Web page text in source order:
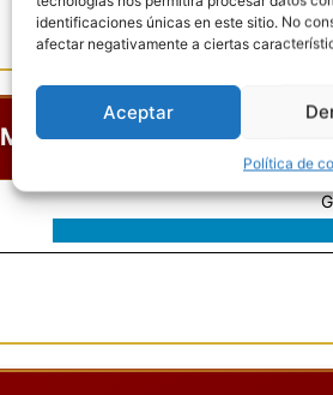
identificaciones únicas en este sitio. No
afectar negativamente a ciertas
Aceptar
Política de
SENIOR